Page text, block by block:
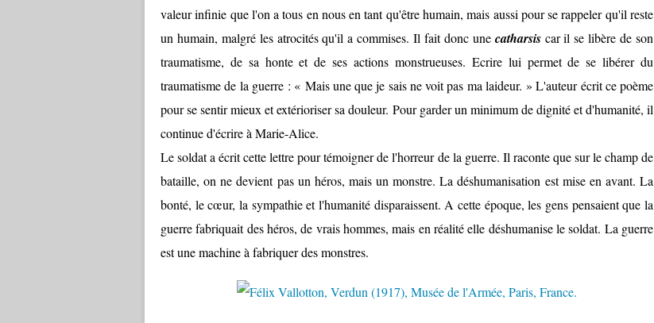
valeur infinie que l'on a tous en nous en tant qu'être humain, mais aussi pour se rappeler qu'il reste
un humain, malgré les atrocités qu'il a commises. Il fait donc une catharsiscar il se libère de son
traumatisme, de sa honte et de ses actions monstrueuses. Ecrire lui permet de se libérer du
traumatisme de la guerre : « Mais une que je sais ne voit pas ma laideur. » L'auteur écrit ce poème
pour se sentir mieux et extérioriser sa douleur. Pour garder un minimum de dignité et d'humanité, il
continue d'écrire à Marie-Alice.
Le soldat a écrit cette lettre pour témoigner de l'horreur de la guerre. Il raconte que sur le champ de
bataille, on ne devient pas un héros, mais un monstre. La déshumanisation est mise en avant. La
bonté, le cœur, la sympathie et l'humanité disparaissent. A cette époque, les gens pensaient que la
guerre fabriquait des héros, de vrais hommes, mais en réalité elle déshumanise le soldat. La guerre
est une machine à fabriquer des monstres.